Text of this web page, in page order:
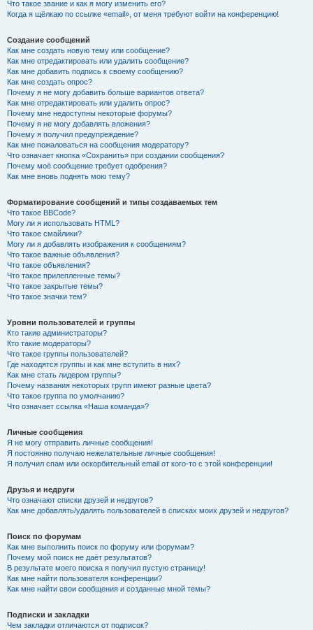
Что такое звание и как я могу изменить его?
Когда я щёлкаю по ссылке «email», от меня требуют войти на конференцию!
Создание сообщений
Как мне создать новую тему или сообщение?
Как мне отредактировать или удалить сообщение?
Как мне добавить подпись к своему сообщению?
Как мне создать опрос?
Почему я не могу добавить больше вариантов ответа?
Как мне отредактировать или удалить опрос?
Почему мне недоступны некоторые форумы?
Почему я не могу добавлять вложения?
Почему я получил предупреждение?
Как мне пожаловаться на сообщения модератору?
Что означает кнопка «Сохранить» при создании сообщения?
Почему моё сообщение требует одобрения?
Как мне вновь поднять мою тему?
Форматирование сообщений и типы создаваемых тем
Что такое BBCode?
Могу ли я использовать HTML?
Что такое смайлики?
Могу ли я добавлять изображения к сообщениям?
Что такое важные объявления?
Что такое объявления?
Что такое прилепленные темы?
Что такое закрытые темы?
Что такое значки тем?
Уровни пользователей и группы
Кто такие администраторы?
Кто такие модераторы?
Что такое группы пользователей?
Где находятся группы и как мне вступить в них?
Как мне стать лидером группы?
Почему названия некоторых групп имеют разные цвета?
Что такое группа по умолчанию?
Что означает ссылка «Наша команда»?
Личные сообщения
Я не могу отправить личные сообщения!
Я постоянно получаю нежелательные личные сообщения!
Я получил спам или оскорбительный email от кого-то с этой конференции!
Друзья и недруги
Что означают списки друзей и недругов?
Как мне добавлять/удалять пользователей в списках моих друзей и недругов?
Поиск по форумам
Как мне выполнить поиск по форуму или форумам?
Почему мой поиск не даёт результатов?
В результате моего поиска я получил пустую страницу!
Как мне найти пользователя конференции?
Как мне найти свои сообщения и созданные мной темы?
Подписки и закладки
Чем закладки отличаются от подписок?